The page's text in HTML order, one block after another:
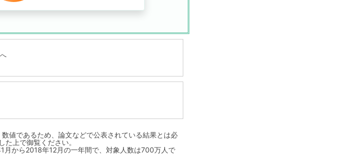
値であるため、論文などで公表されている結果とは必
上で御覧ください。
月から2018年12月の一年間で、対象人数は700万人で